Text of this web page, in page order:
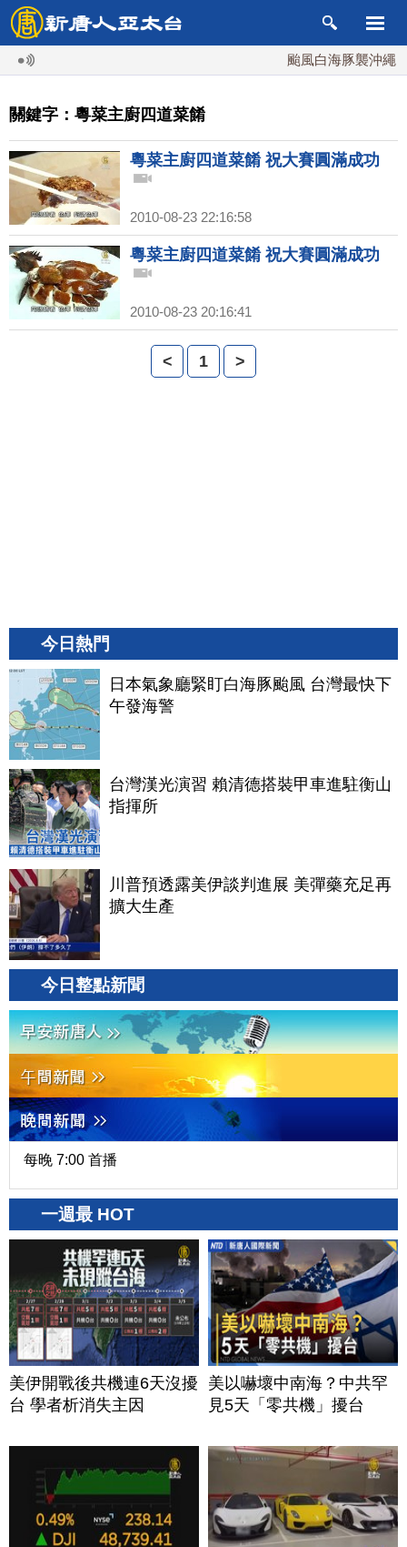
颱風白海豚襲沖繩
關鍵字：粵菜主廚四道菜餚
粵菜主廚四道菜餚 祝大賽圓滿成功
2010-08-23 22:16:58
粵菜主廚四道菜餚 祝大賽圓滿成功
2010-08-23 20:16:41
< 1 >
今日熱門
日本氣象廳緊盯白海豚颱風 台灣最快下
午發海警
台灣漢光演習 賴清德搭裝甲車進駐衡山
指揮所
川普預透露美伊談判進展 美彈藥充足再
擴大生產
今日整點新聞
每晚 7:00 首播
一週最 HOT
美伊開戰後共機連6天沒擾
台 學者析消失主因
美以嚇壞中南海？中共罕
見5天「零共機」擾台